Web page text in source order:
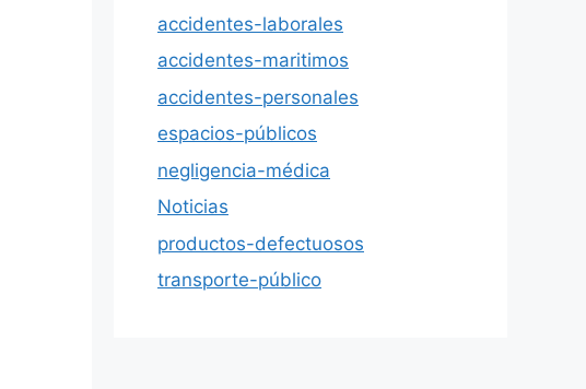
accidentes-laborales
accidentes-maritimos
accidentes-personales
espacios-públicos
negligencia-médica
Noticias
productos-defectuosos
transporte-público